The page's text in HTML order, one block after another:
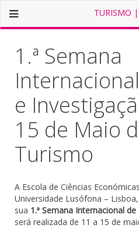
TURISMO
1.ª Semana
e
15 de Maio
Turismo
A Escola de Ciências
Universidade Lusófona –
sua 1.ª Semana Internacional
será realizada de 11 a 15 de